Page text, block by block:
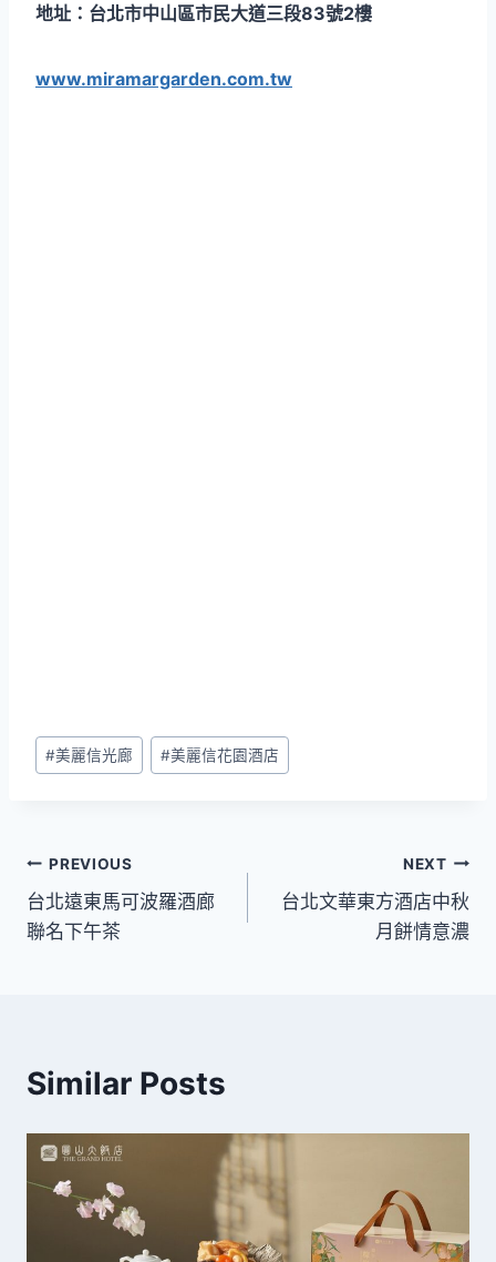
地址：台北市中山區市民大道三段83號2樓
www.miramargarden.com.tw
Post
Tags:
#美麗信光廊 #美麗信花園酒店
文
章
PREVIOUS
台北遠東馬可波羅酒廊
聯名下午茶
NEXT
台北文華東方酒店中秋
月餅情意濃
Similar Posts